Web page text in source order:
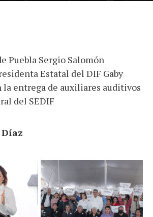
Puebla Sergio Salomón
Estatal del DIF Gaby
entrega de auxiliares auditivos
del SEDIF